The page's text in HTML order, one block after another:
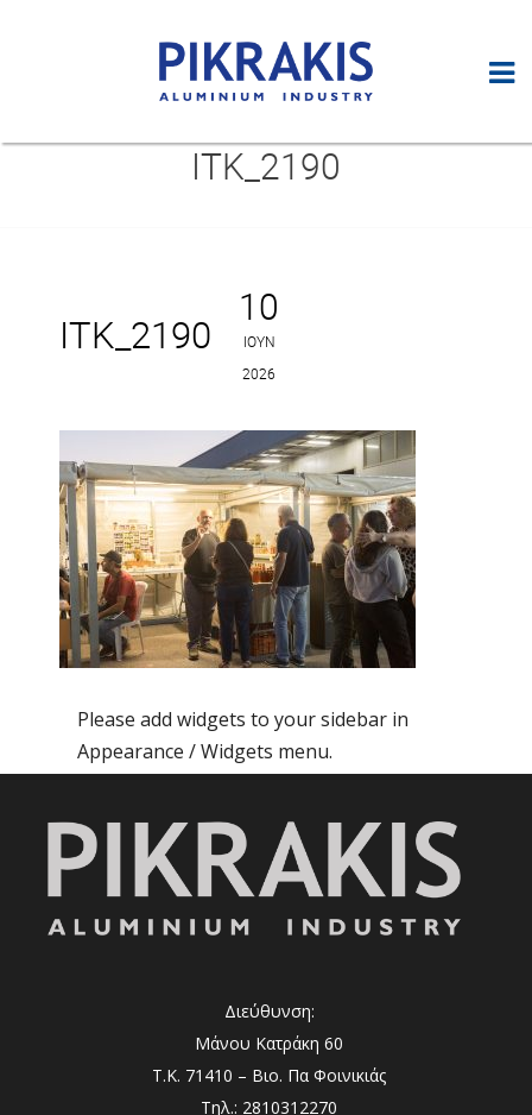
ITK_2190
10
ΙΟΎΝ
2026
ITK_2190
Please add widgets to your sidebar in
Appearance / Widgets menu.
Διεύθυνση:
Μάνου Κατράκη 60
Τ.Κ. 71410 – Βιο. Πα Φοινικιάς
Τηλ.: 2810312270